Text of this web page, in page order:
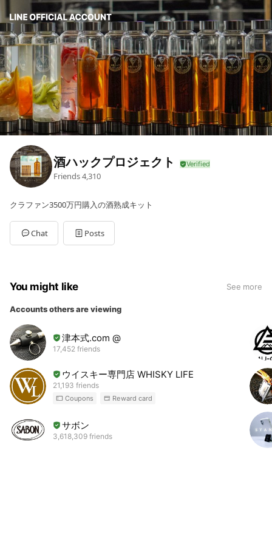
酒ハックプロジェクト
Friends4,310
クラファン3500万円購入の酒熟成キット
Chat Posts
You might like See more
Accounts others are viewing
津本式.com @
17,452 friends
ウイスキー専門店 WHISKY LIFE
21,193 friends
Coupons Reward card
サボン
3,618,309 friends